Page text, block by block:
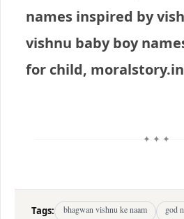
names inspired by
vishnu baby boy
for child, moralstory.in
✦ ✦ ✦
Tags: bhagwan vishnu ke naam
god